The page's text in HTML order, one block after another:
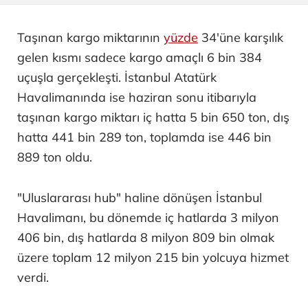
Taşınan kargo miktarının yüzde 34'üne karşılık
gelen kısmı sadece kargo amaçlı 6 bin 384
uçuşla gerçekleşti. İstanbul Atatürk
Havalimanında ise haziran sonu itibarıyla
taşınan kargo miktarı iç hatta 5 bin 650 ton, dış
hatta 441 bin 289 ton, toplamda ise 446 bin
889 ton oldu.
"Uluslararası hub" haline dönüşen İstanbul
Havalimanı, bu dönemde iç hatlarda 3 milyon
406 bin, dış hatlarda 8 milyon 809 bin olmak
üzere toplam 12 milyon 215 bin yolcuya hizmet
verdi.